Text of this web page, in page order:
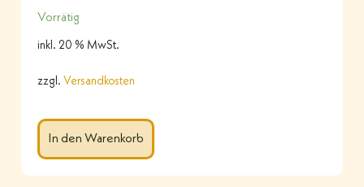
Vorrätig
inkl. 20 % MwSt.
zzgl. Versandkosten
In den Warenkorb